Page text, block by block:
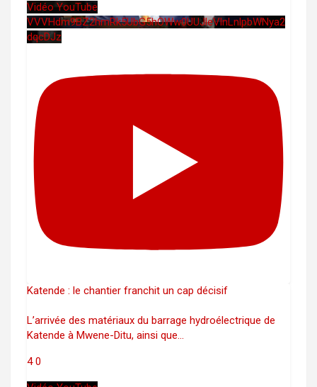
Vidéo YouTube
VVVHdm9BZ2hmRk5UbG5hOWw0UUJleVlnLnlpbWNya2
dqcDJz
Katende : le chantier franchit un cap décisif
L’arrivée des matériaux du barrage hydroélectrique de
Katende à Mwene-Ditu, ainsi que...
4 0